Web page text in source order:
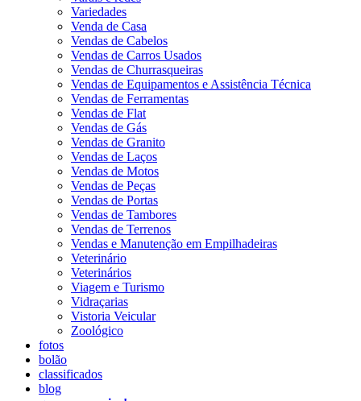
Variedades
Venda de Casa
Vendas de Cabelos
Vendas de Carros Usados
Vendas de Churrasqueiras
Vendas de Equipamentos e Assistência Técnica
Vendas de Ferramentas
Vendas de Flat
Vendas de Gás
Vendas de Granito
Vendas de Laços
Vendas de Motos
Vendas de Peças
Vendas de Portas
Vendas de Tambores
Vendas de Terrenos
Vendas e Manutenção em Empilhadeiras
Veterinário
Veterinários
Viagem e Turismo
Vidraçarias
Vistoria Veicular
Zoológico
fotos
bolão
classificados
blog